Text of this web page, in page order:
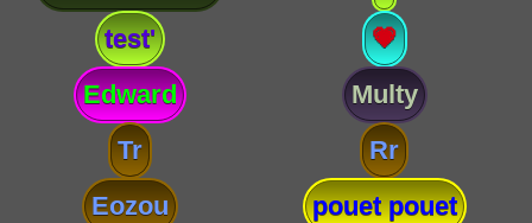
test'
💗
Edward
Multy
Tr
Rr
Eozou
pouet pouet